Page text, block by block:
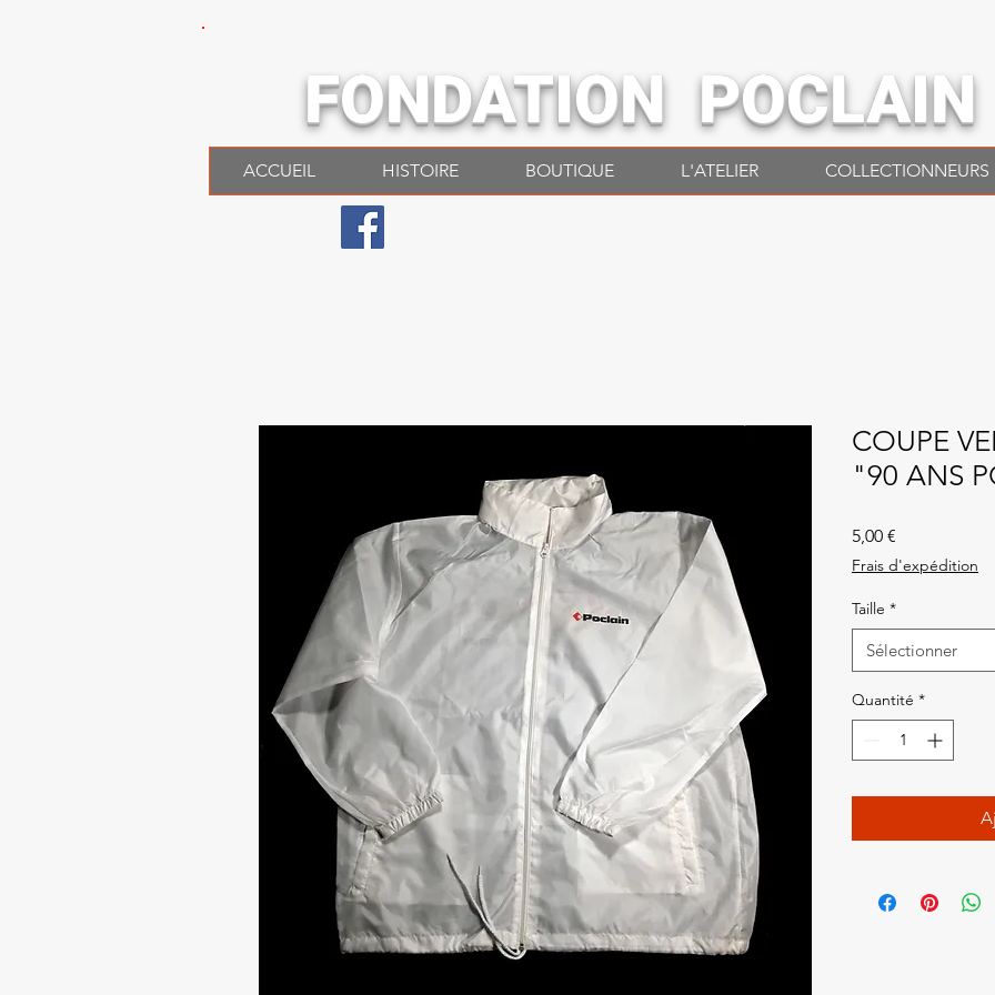
FONDATION POCLAIN
ACCUEIL HISTOIRE BOUTIQUE L'ATELIER COLLECTIONNEURS
COUPE
"90 ANS
5,00 €
Frais d'expédition
Taille *
Sélectionner
Quantité *